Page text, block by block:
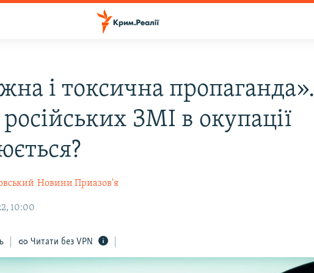
і токсична пропаганда».
ЗМІ в окупації
Новини Приазов'я
10:00
Читати без VPN